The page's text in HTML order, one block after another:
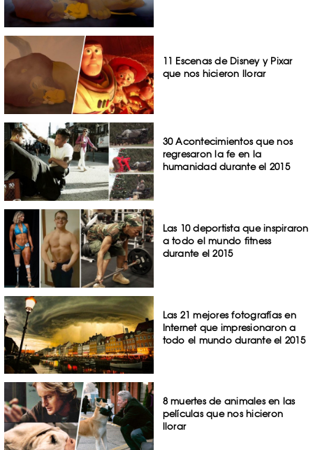
11 Escenas de Disney y Pixar
que nos hicieron llorar
30 Acontecimientos que nos
regresaron la fe en la
humanidad durante el 2015
Las 10 deportista que inspiraron
a todo el mundo fitness
durante el 2015
Las 21 mejores fotografías en
Internet que impresionaron a
todo el mundo durante el 2015
8 muertes de animales en las
películas que nos hicieron
llorar